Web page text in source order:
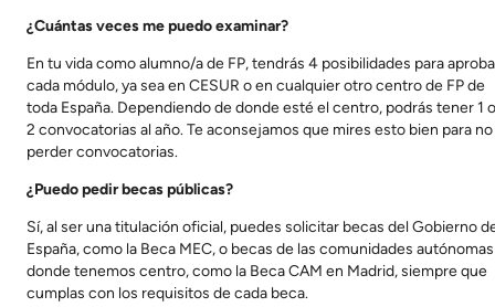
¿Cuántas veces me puedo examinar?
En tu vida como alumno/a de FP, tendrás 4 posibilidades para
cada módulo, ya sea en CESUR o en cualquier otro centro de FP de
toda España. Dependiendo de donde esté el centro, podrás tener 1 o
2 convocatorias al año. Te aconsejamos que mires esto bien para no
perder convocatorias.
¿Puedo pedir becas públicas?
Sí, al ser una titulación oficial, puedes solicitar becas del Gobierno
España, como la Beca MEC, o becas de las comunidades autónomas
donde tenemos centro, como la Beca CAM en Madrid, siempre que
cumplas con los requisitos de cada beca.